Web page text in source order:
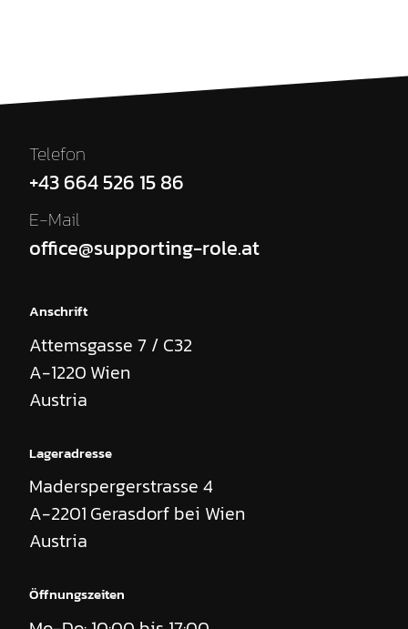
Telefon
+43 664 526 15 86
E-Mail
office@supporting-role.at
Anschrift
Attemsgasse 7 / C32
A-1220 Wien
Austria
Lageradresse
Maderspergerstrasse 4
A-2201 Gerasdorf bei Wien
Austria
Öffnungszeiten